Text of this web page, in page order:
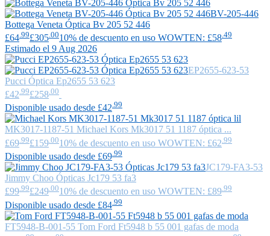
BV-205-446
Bottega Veneta Óptica Bv 205 52 446
£64 .99£305 .0010% de descuento en uso WOWTEN: £58 .49
Estimado el 9 Aug 2026
EP2655-623-53
Pucci Óptica Ep2655 53 623
£42 .99£258 .00
Disponible usado desde £42.99
MK3017-1187-51 Michael Kors Mk3017 51 1187 óptica ...
£69 .99£159 .0010% de descuento en uso WOWTEN: £62 .99
Disponible usado desde £69 .99
JC179-FA3-53
Jimmy Choo Ópticas Jc179 53 fa3
£99.99£249.0010% de descuento en uso WOWTEN: £89.99
Disponible usado desde £84 .99
FT5948-B-001-55 Tom Ford Ft5948 b 55 001 gafas de moda